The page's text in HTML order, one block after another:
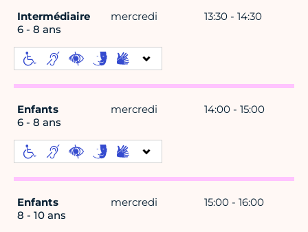
Intermédiaire
6 - 8 ans
mercredi 13:30 - 14:30
Enfants
6 - 8 ans
mercredi 14:00 - 15:00
Enfants
8 - 10 ans
mercredi 15:00 - 16:00